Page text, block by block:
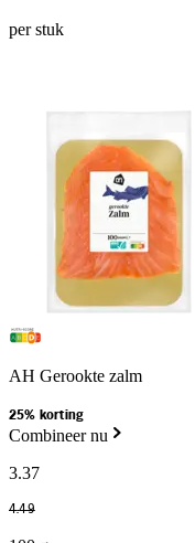
per stuk
AH Gerookte zalm
25% korting
Combineer nu
3.37
4.49